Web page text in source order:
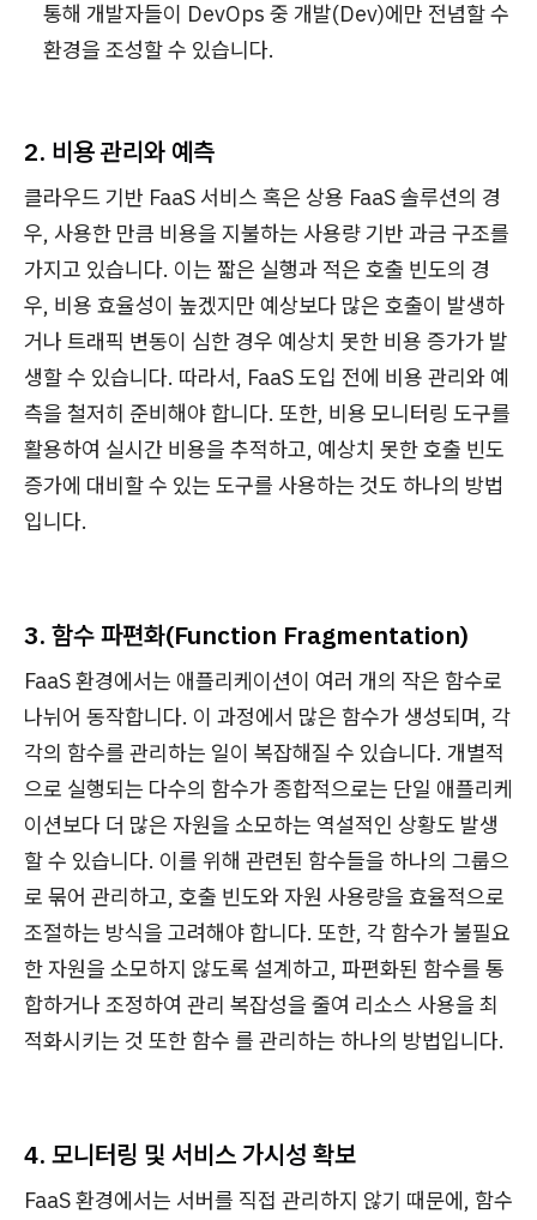
통해 개발자들이 DevOps 중 개발(Dev)에만 전념할 수
환경을 조성할 수 있습니다.
2. 비용 관리와 예측
클라우드 기반 FaaS 서비스 혹은 상용 FaaS 솔루션의 경
우, 사용한 만큼 비용을 지불하는 사용량 기반 과금 구조를
가지고 있습니다. 이는 짧은 실행과 적은 호출 빈도의 경
우, 비용 효율성이 높겠지만 예상보다 많은 호출이 발생하
거나 트래픽 변동이 심한 경우 예상치 못한 비용 증가가 발
생할 수 있습니다. 따라서, FaaS 도입 전에 비용 관리와 예
측을 철저히 준비해야 합니다. 또한, 비용 모니터링 도구를
활용하여 실시간 비용을 추적하고, 예상치 못한 호출 빈도
증가에 대비할 수 있는 도구를 사용하는 것도 하나의 방법
입니다.
3. 함수 파편화(Function Fragmentation)
FaaS 환경에서는 애플리케이션이 여러 개의 작은 함수로
나뉘어 동작합니다. 이 과정에서 많은 함수가 생성되며, 각
각의 함수를 관리하는 일이 복잡해질 수 있습니다. 개별적
으로 실행되는 다수의 함수가 종합적으로는 단일 애플리케
이션보다 더 많은 자원을 소모하는 역설적인 상황도 발생
할 수 있습니다. 이를 위해 관련된 함수들을 하나의 그룹으
로 묶어 관리하고, 호출 빈도와 자원 사용량을 효율적으로
조절하는 방식을 고려해야 합니다. 또한, 각 함수가 불필요
한 자원을 소모하지 않도록 설계하고, 파편화된 함수를 통
합하거나 조정하여 관리 복잡성을 줄여 리소스 사용을 최
적화시키는 것 또한 함수 를 관리하는 하나의 방법입니다.
4. 모니터링 및 서비스 가시성 확보
FaaS 환경에서는 서버를 직접 관리하지 않기 때문에, 함수